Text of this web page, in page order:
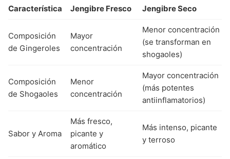
Característica Jengibre Fresco Jengibre Seco
Composición
de Gingeroles
Mayor
concentración
Menor concentración
(se transforman en
shogaoles)
Composición
de Shogaoles
Menor
concentración
Mayor concentración
(más potentes
antiinflamatorios)
Sabor y Aroma
Más fresco,
picante y
aromático
Más intenso, picante
y terroso